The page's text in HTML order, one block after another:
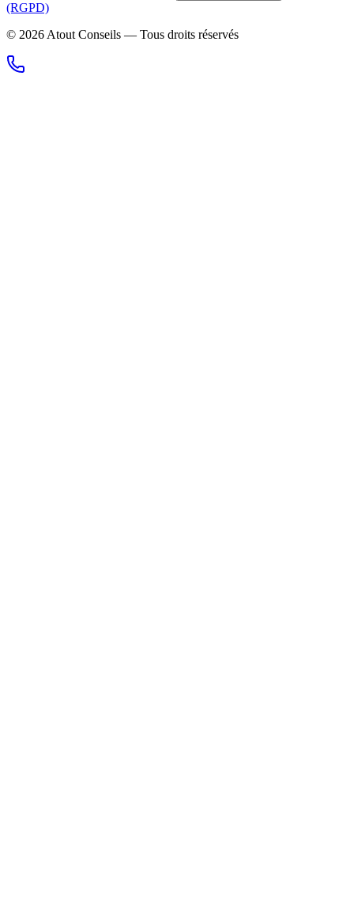
(RGPD)
© 2026 Atout Conseils — Tous droits réservés